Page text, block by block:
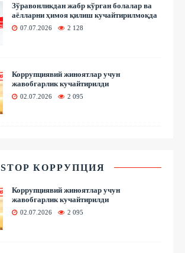
Зўравонликдан жабр кўрган болалар ва
аёлларни ҳимоя қилиш кучайтирилмоқда
07.07.2026 2 128
Коррупциявий жиноятлар учун
жавобгарлик кучайтирилди
02.07.2026 2 095
STOP КОРРУПЦИЯ
Коррупциявий жиноятлар учун
жавобгарлик кучайтирилди
02.07.2026 2 095